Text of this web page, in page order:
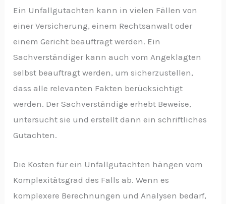
Ein Unfallgutachten kann in vielen Fällen von
einer Versicherung, einem Rechtsanwalt oder
einem Gericht beauftragt werden. Ein
Sachverständiger kann auch vom Angeklagten
selbst beauftragt werden, um sicherzustellen,
dass alle relevanten Fakten berücksichtigt
werden. Der Sachverständige erhebt Beweise,
untersucht sie und erstellt dann ein schriftliches
Gutachten.
Die Kosten für ein Unfallgutachten hängen vom
Komplexitätsgrad des Falls ab. Wenn es
komplexere Berechnungen und Analysen bedarf,